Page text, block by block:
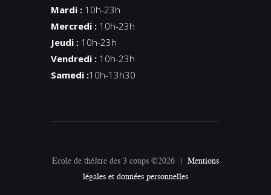
Mardi : 10h-23h
Mercredi : 10h-23h
Jeudi : 10h-23h
Vendredi : 10h-23h
Samedi :10h-13h30
Ecole de théâtre des 3 coups ©2026 | Mentions
légales et données personnelles